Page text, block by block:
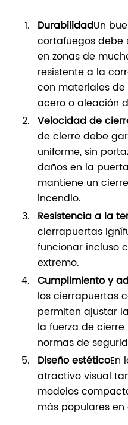
DurabilidadUn
cortafuegos debe
en zonas de
resistente a la
con materiales
acero o aleación
Velocidad de
de cierre debe
uniforme, sin
daños en la
mantiene un
incendio.
Resistencia a la
cierrapuertas
funcionar incluso
extremo.
Cumplimiento y
los cierrapuertas
permiten ajustar
la fuerza de
normas de
Diseño estéticoEn
atractivo visual
modelos
más populares